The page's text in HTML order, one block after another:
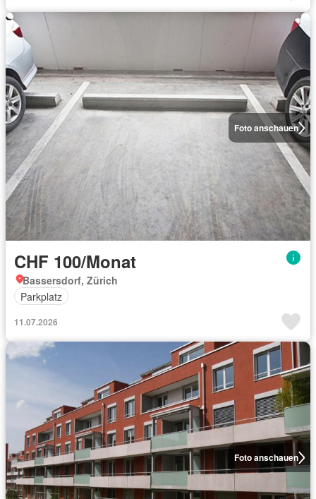
Foto anschauen
CHF 100/Monat
Bassersdorf, Zürich
Parkplatz
11.07.2026
Foto anschauen